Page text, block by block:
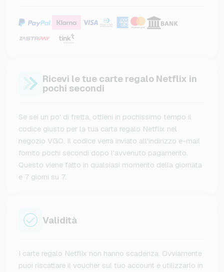
Ricevi le tue carte regalo Netflix in
pochi secondi
Se sei un po' di fretta, ottieni in pochissimo tempo il
codice giusto per la tua carta regalo Netflix nel
negozio VGO. Il codice verrà inviato all'indirizzo e-mail
fornito pochi secondi dopo l'avvenuto pagamento.
Questo viene fatto in qualsiasi momento della giornata
e 7 giorni su 7.
Validità
I carte regalo Netflix non hanno scadenza. Ovviamente
puoi riscattare il voucher sul tuo account e utilizzarlo in